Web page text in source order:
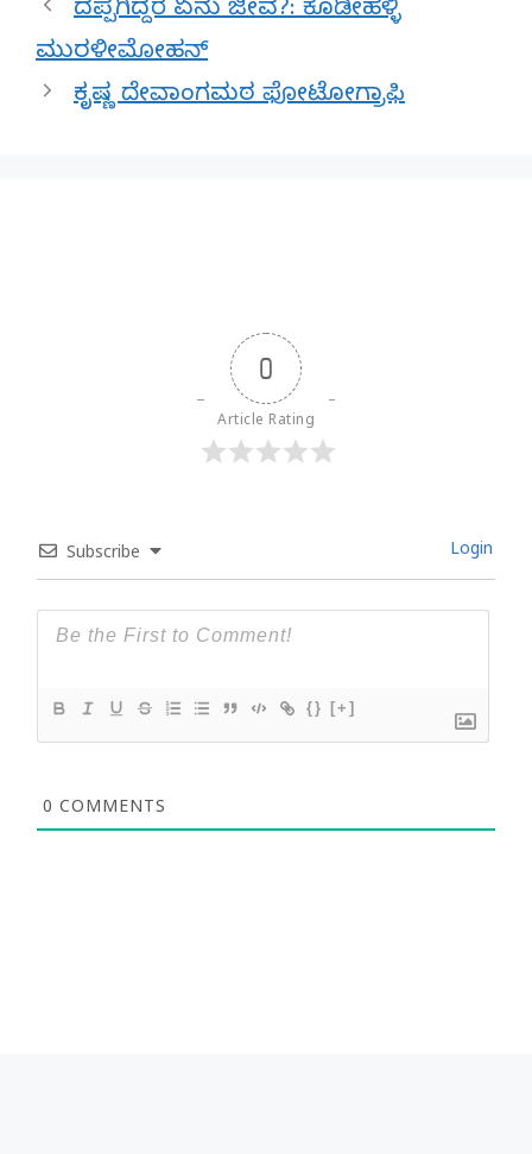
ದಪ್ಪಗಿದ್ದರೆ ಏನು ಜೀವ?: ಕೊಡೀಹಳ್ಳಿ
ಮುರಳೀಮೋಹನ್
ಕೃಷ್ಣ ದೇವಾಂಗಮಠ ಫೋಟೋಗ್ರಾಫಿ
0
Article Rating
Subscribe Login
{} [+]
0 COMMENTS